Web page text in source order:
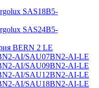
SAS18B5-
SAS24B5-
BERN 2 LE
AI/SAU07BN2-AI-LE
AI/SAU09BN2-AI-LE
AI/SAU12BN2-AI-LE
AI/SAU18BN2-AI-LE